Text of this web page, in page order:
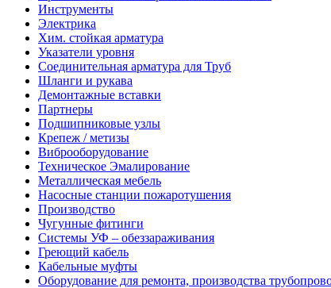
Инструменты
Электрика
Хим. стойкая арматура
Указатели уровня
Соединительная арматура для Труб
Шланги и рукава
Демонтажные вставки
Партнеры
Подшипниковые узлы
Крепеж / метизы
Виброоборудование
Техническое Эмалирование
Металлическая мебель
Насосные станции пожаротушения
Производство
Чугунные фитинги
Системы УФ – обеззараживания
Греющий кабель
Кабельные муфты
Оборудование для ремонта, производства